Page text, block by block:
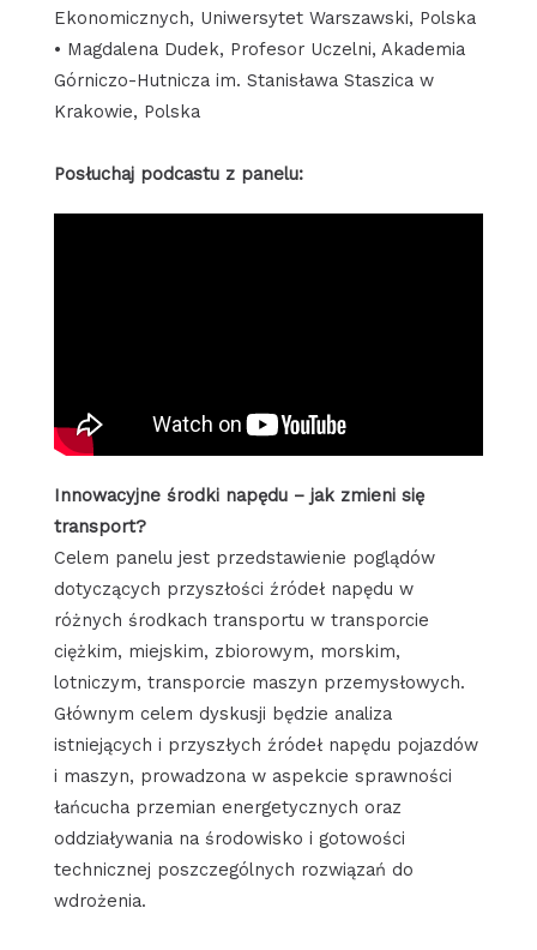
Ekonomicznych, Uniwersytet Warszawski, Polska
• Magdalena Dudek, Profesor Uczelni, Akademia
Górniczo-Hutnicza im. Stanisława Staszica w
Krakowie, Polska
Posłuchaj podcastu z panelu:
Innowacyjne środki napędu – jak zmieni się
transport?
Celem panelu jest przedstawienie poglądów
dotyczących przyszłości źródeł napędu w
różnych środkach transportu w transporcie
ciężkim, miejskim, zbiorowym, morskim,
lotniczym, transporcie maszyn przemysłowych.
Głównym celem dyskusji będzie analiza
istniejących i przyszłych źródeł napędu pojazdów
i maszyn, prowadzona w aspekcie sprawności
łańcucha przemian energetycznych oraz
oddziaływania na środowisko i gotowości
technicznej poszczególnych rozwiązań do
wdrożenia.